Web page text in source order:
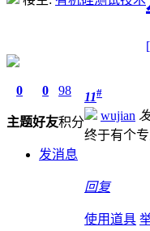
0
主题
0
好友
98
积分
发消息
11#
wujian
终于有个
回复
使用道具